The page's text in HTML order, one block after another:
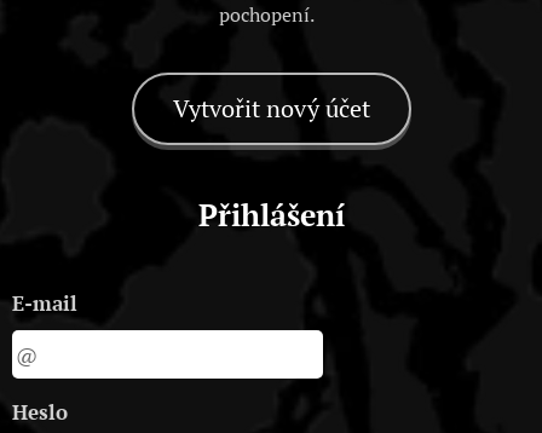
pochopení.
Vytvořit nový účet
Přihlášení
E-mail
Heslo